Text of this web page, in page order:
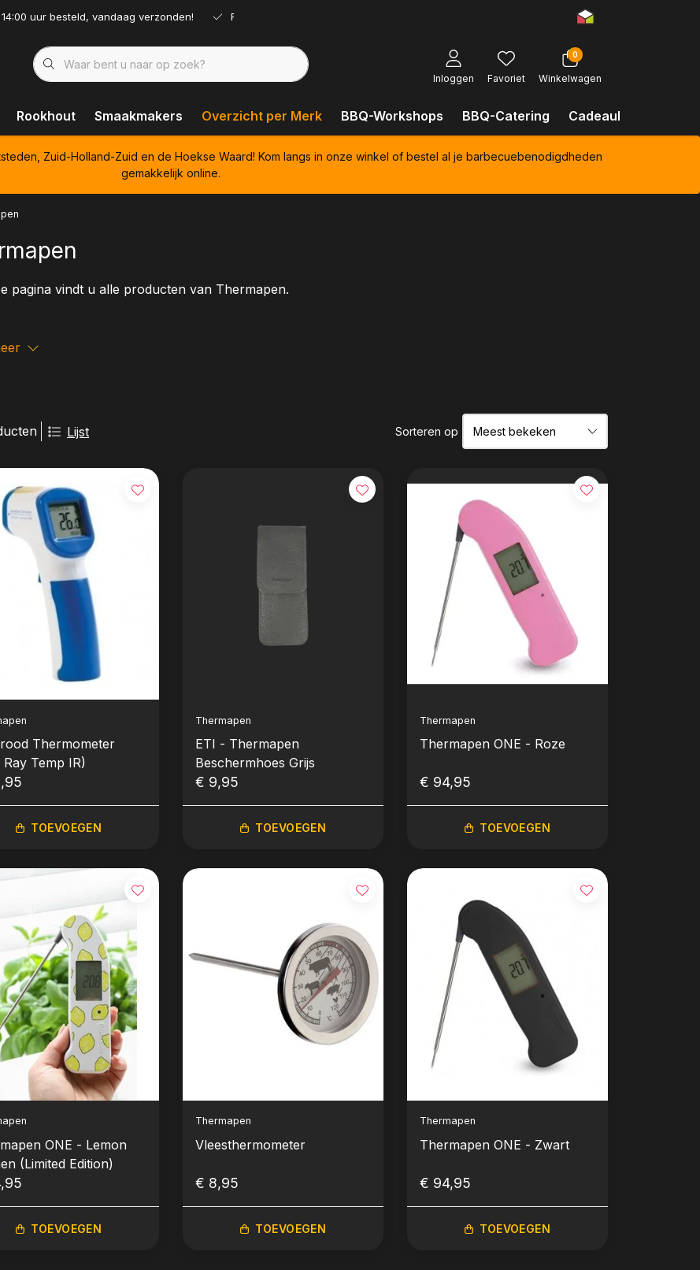
uur besteld, vandaag verzonden! Ruim assortiment!
Inloggen Favoriet
0
Winkelwagen
Rookhout Smaakmakers Overzicht per Merk BBQ-Workshops BBQ-Catering Cadeaubonnen
Zuid-Holland-Zuid en de Hoekse Waard! Kom langs in onze winkel of bestel al je barbecuebenodigdheden
gemakkelijk online.
pagina vindt u alle producten van Thermapen.
Lijst Sorteren op
Thermometer
Ray Temp IR)
TOEVOEGEN
Thermapen
ETI - Thermapen
Beschermhoes Grijs
€ 9,95
TOEVOEGEN
Thermapen
Thermapen ONE - Roze
€ 94,95
TOEVOEGEN
ONE - Lemon
(Limited Edition)
TOEVOEGEN
Thermapen
Vleesthermometer
€ 8,95
TOEVOEGEN
Thermapen
Thermapen ONE - Zwart
€ 94,95
TOEVOEGEN